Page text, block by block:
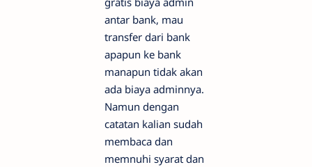
antar bank, mau
transfer dari bank
apapun ke bank
manapun tidak akan
ada biaya adminnya.
Namun dengan
catatan kalian sudah
membaca dan
memnuhi syarat dan